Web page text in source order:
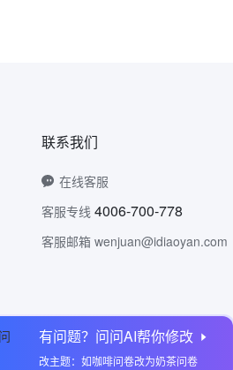
有问题？问问AI帮你修改
改主题：如咖啡问卷改为奶茶问卷
联系我们
在线客服
客服专线 4006-700-778
客服邮箱 wenjuan@idiaoyan.com
问卷网公众号